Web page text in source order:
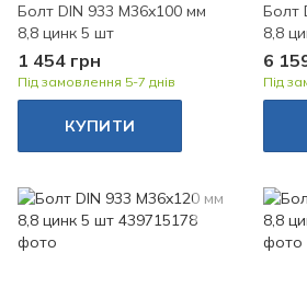
Болт DIN 933 M36x100 мм
8,8 цинк 5 шт
1 454 грн
Під замовлення 5-7 днів
КУПИТИ
Болт
8,8
6
Під